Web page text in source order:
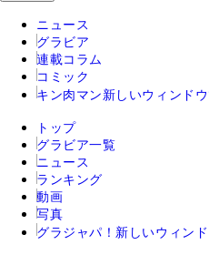
ニュース
グラビア
連載コラム
コミック
キン肉マン 新しいウィンドウ
トップ
グラビア一覧
ニュース
ランキング
動画
写真
グラジャパ！ 新しいウィンド